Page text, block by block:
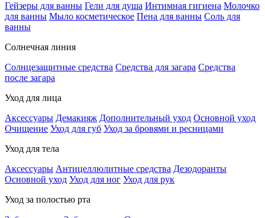
Гейзеры для ванны Гели для душа Интимная гигиена Молочко
для ванны Мыло косметическое Пена для ванны Соль для
ванны
Солнечная линия
Солнцезащитные средства Средства для загара Средства
после загара
Уход для лица
Аксессуары Демакияж Дополнительный уход Основной уход
Очищение Уход для губ Уход за бровями и ресницами
Уход для тела
Аксессуары Антицеллюлитные средства Дезодоранты
Основной уход Уход для ног Уход для рук
Уход за полостью рта